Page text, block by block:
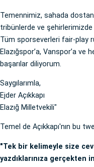
Temennimiz, sahada
tribünlerde ve şehirlerimizde
Tüm sporseverleri fair-play
Elazığspor’a, Vanspor’a ve
başarılar diliyorum.
Saygılarımla,
Ejder Açıkkapı
Elazığ Milletvekili"
Temel de Açıkkapı'nın bu
"Tek bir kelimeyle size
yazdıklarınıza gerçekten